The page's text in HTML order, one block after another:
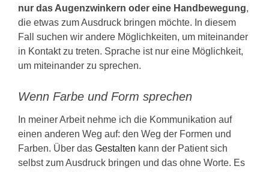
nur das Augenzwinkern oder eine Handbewegung,
die etwas zum Ausdruck bringen möchte. In diesem
Fall suchen wir andere Möglichkeiten, um miteinander
in Kontakt zu treten. Sprache ist nur eine Möglichkeit,
um miteinander zu sprechen.
Wenn Farbe und Form sprechen
In meiner Arbeit nehme ich die Kommunikation auf
einen anderen Weg auf: den Weg der Formen und
Farben. Über das Gestalten kann der Patient sich
selbst zum Ausdruck bringen und das ohne Worte. Es